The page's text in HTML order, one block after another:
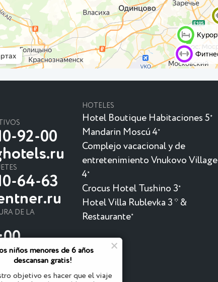
92-00
64-63
DE LA
HOTELES
Hotel Boutique Habitaciones 5★
Mandarin Moscú 4★
Complejo vacacional y de
entretenimiento Vnukovo Village
4★
Crocus Hotel Tushino 3★
Hotel Villa Rublevka 3 * &
Restaurante★
niños menores de 6 años
descansan gratis!
objetivo es hacer que el viaje